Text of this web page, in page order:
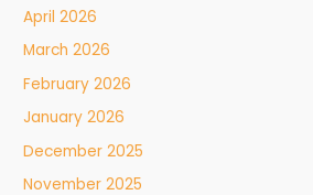
April 2026
March 2026
February 2026
January 2026
December 2025
November 2025